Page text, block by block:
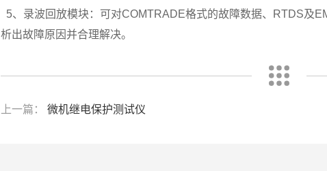
5、录波回放模块：可对COMTRADE格式的故障数据、RTDS及
析出故障原因并合理解决。
上一篇：微机继电保护测试仪